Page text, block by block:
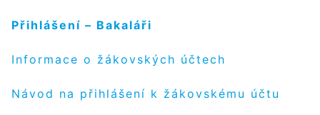
Přihlášení – Bakaláři
Informace o žákovských účtech
Návod na přihlášení k žákovskému účtu